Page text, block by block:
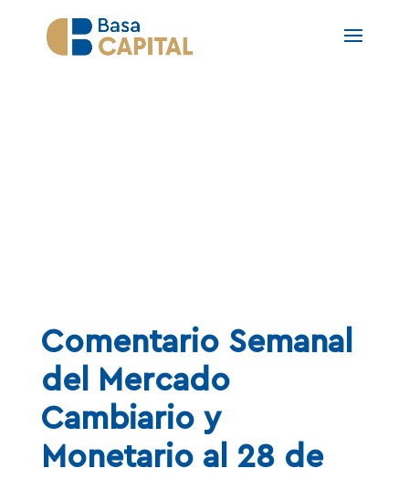
Comentario Semanal
del Mercado
Cambiario y
Monetario al 28 de